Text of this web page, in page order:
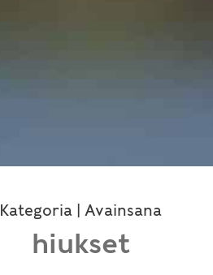
Kategoria | Avainsana
hiukset